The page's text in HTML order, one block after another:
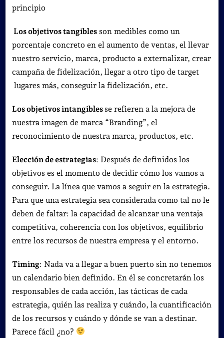
principio
Los objetivos tangiblesson medibles como un
porcentaje concreto en el aumento de ventas, el llevar
nuestro servicio, marca, producto a externalizar, crear
campaña de fidelización, llegar a otro tipo de target
lugares más, conseguir la fidelización, etc.
Los objetivos intangibles se refieren a la mejora de
nuestra imagen de marca “Branding”, el
reconocimiento de nuestra marca, productos, etc.
Elección de estrategias: Después de definidos los
objetivos es el momento de decidir cómo los vamos a
conseguir. La línea que vamos a seguir en la estrategia.
Para que una estrategia sea considerada como tal no le
deben de faltar: la capacidad de alcanzar una ventaja
competitiva, coherencia con los objetivos, equilibrio
entre los recursos de nuestra empresa y el entorno.
Timing: Nada va a llegar a buen puerto sin no tenemos
un calendario bien definido. En él se concretarán los
responsables de cada acción, las tácticas de cada
estrategia, quién las realiza y cuándo, la cuantificación
de los recursos y cuándo y dónde se van a destinar.
Parece fácil ¿no?